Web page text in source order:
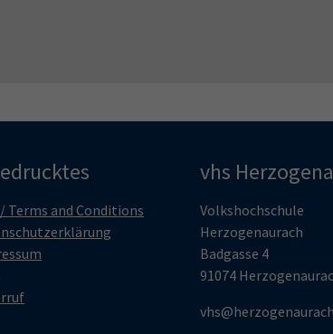
Terms and Conditions
vhs
Volkshochschule
Herzogenaurach
Badgasse 4
91074